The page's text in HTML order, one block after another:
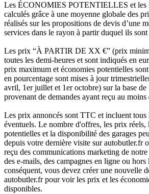
Les ÉCONOMIES POTENTIELLES et
calculés grâce à une moyenne globale des
réalisés sur les propositions de devis d’une
services dans le rayon à partir duquel ils sont
Les prix “À PARTIR DE XX €” (prix
toutes les demi-heures et sont indiqués en
prix maximum et économies potentielles
en pourcentage sont mises à jour
avril, 1er juillet et 1er octobre) sur la base de
provenant de demandes ayant reçu au moins
Les prix annoncés sont TTC et incluent tous
éventuels. Le nombre d'offres, les prix réels,
potentielles et la disponibilité des garages
depuis votre dernière visite sur autobutler.fr
reçu des communications marketing de
des e-mails, des campagnes en ligne ou hors
conséquent, vous devez créer une nouvelle
autobutler.fr pour voir les prix et les
disponibles.